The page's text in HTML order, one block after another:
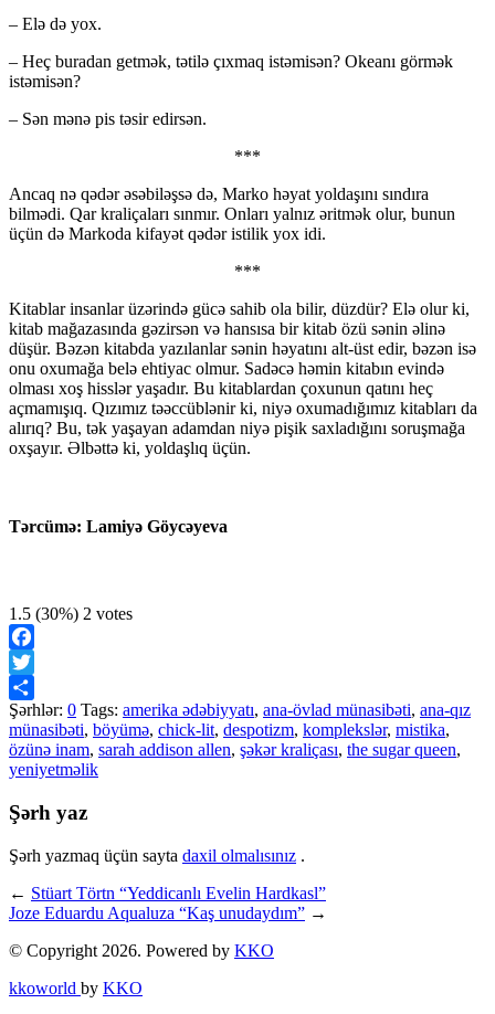
– Elə də yox.
– Heç buradan getmək, tətilə çıxmaq istəmisən? Okeanı görmək
istəmisən?
– Sən mənə pis təsir edirsən.
***
Ancaq nə qədər əsəbiləşsə də, Marko həyat yoldaşını sındıra
bilmədi. Qar kraliçaları sınmır. Onları yalnız əritmək olur, bunun
üçün də Markoda kifayət qədər istilik yox idi.
***
Kitablar insanlar üzərində gücə sahib ola bilir, düzdür? Elə olur ki,
kitab mağazasında gəzirsən və hansısa bir kitab özü sənin əlinə
düşür. Bəzən kitabda yazılanlar sənin həyatını alt-üst edir, bəzən isə
onu oxumağa belə ehtiyac olmur. Sadəcə həmin kitabın evində
olması xoş hisslər yaşadır. Bu kitablardan çoxunun qatını heç
açmamışıq. Qızımız təəccüblənir ki, niyə oxumadığımız kitabları da
alırıq? Bu, tək yaşayan adamdan niyə pişik saxladığını soruşmağa
oxşayır. Əlbəttə ki, yoldaşlıq üçün.
Tərcümə: Lamiyə Göycəyeva
1.5 (30%) 2 votes
Facebook
Twitter
Share
Şərhlər: 0 Tags: amerika ədəbiyyatı, ana-övlad münasibəti, ana-qız
münasibəti, böyümə, chick-lit, despotizm, komplekslər, mistika,
özünə inam, sarah addison allen, şəkər kraliçası, the sugar queen,
yeniyetməlik
Şərh yaz
Şərh yazmaq üçün sayta daxil olmalısınız .
← Stüart Törtn “Yeddicanlı Evelin Hardkasl”
Joze Eduardu Aqualuza “Kaş unudaydım” →
© Copyright 2026. Powered by KKO
kkoworld by KKO